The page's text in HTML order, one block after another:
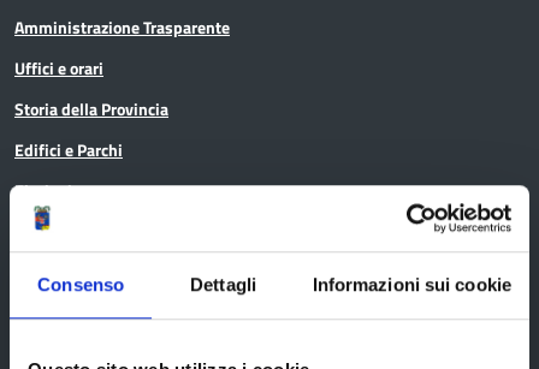
Consenso Dettagli Informazioni sui cookie
Amministrazione Trasparente
Uffici e orari
Storia della Provincia
Edifici e Parchi
Elezioni
Bandi e avvisi